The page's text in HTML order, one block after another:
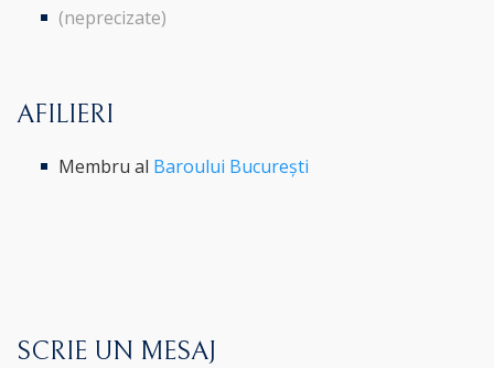
(neprecizate)
AFILIERI
Membru al Baroului București
SCRIE UN MESAJ